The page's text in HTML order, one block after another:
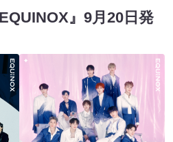
』9月20日発